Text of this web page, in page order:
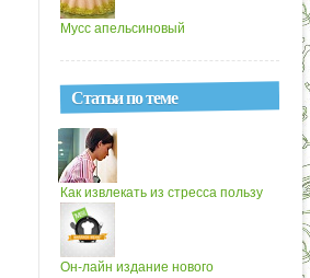
Мусс апельсиновый
Статьи по теме
Как извлекать из стресса пользу
Он-лайн издание нового